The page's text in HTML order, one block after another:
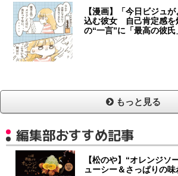
【漫画】「今日ビジュ
込む彼女 自己肯定感を
の“一言”に「最高の彼氏
もっと見る
編集部おすすめ記事
【松のや】“オレンジ
ューシー＆さっぱりの味